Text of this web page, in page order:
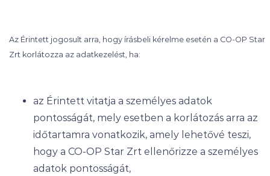
Az Érintett jogosult arra, hogy írásbeli kérelme esetén a CO-OP Star
Zrt korlátozza az adatkezelést, ha:
az Érintett vitatja a személyes adatok
pontosságát, mely esetben a korlátozás arra az
időtartamra vonatkozik, amely lehetővé teszi,
hogy a CO-OP Star Zrt ellenőrizze a személyes
adatok pontosságát,